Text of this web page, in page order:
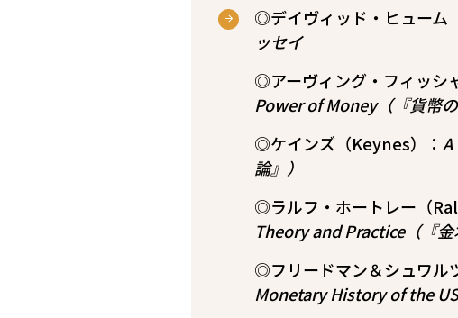
◎デイヴィッド・ヒューム
ッセイ
◎アーヴィング・フィッシ
Power of Money（『貨幣の
◎ケインズ（Keynes）： A
論』）
◎ラルフ・ホートレー（
Theory and Practice（『金
◎フリードマン＆シュワ
Monetary History of the